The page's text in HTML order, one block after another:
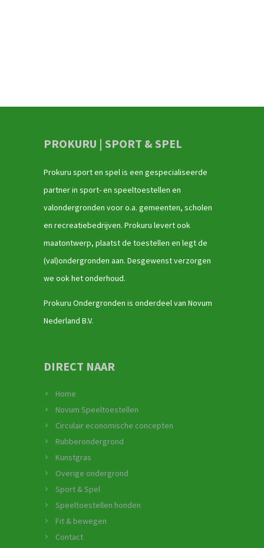
PROKURU | SPORT & SPEL
Prokuru sport en spel is een gespecialiseerde
partner in sport- en speeltoestellen en
valondergronden voor o.a. gemeenten, scholen
en recreatiebedrijven. Prokuru levert ook
maatontwerp, plaatst de toestellen en legt de
(val)ondergronden aan. Desgewenst verzorgen
we ook het onderhoud.
Prokuru Ondergronden is onderdeel van Novum
Nederland B.V.
DIRECT NAAR
Home
Novum Speeltoestellen
Circulair economische concepten
Rubberondergrond
Kunstgras
Overige ondergrond
Sport & Spel
Speeltoestellen honden
Fit & bewegen
Contact